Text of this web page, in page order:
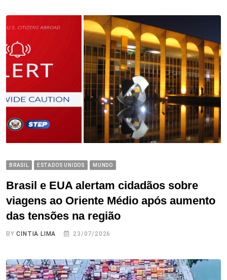
BRASIL ESTADOS UNIDOS MUNDO
Brasil e EUA alertam cidadãos sobre
viagens ao Oriente Médio após aumento
das tensões na região
BYCINTIA LIMA 23/07/2026